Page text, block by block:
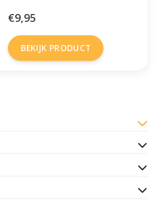
€9,95
BEKIJK PRODUCT